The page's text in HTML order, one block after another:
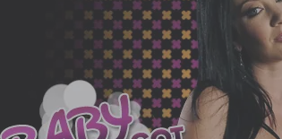
when Jimmy takes a seat so she can ride him in reverse
off in cowgirl, the girls get on their knees to stroke
shot to play with and enjoy.